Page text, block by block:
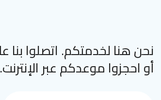
أو احجزوا موعدكم عبر الإنترنت.